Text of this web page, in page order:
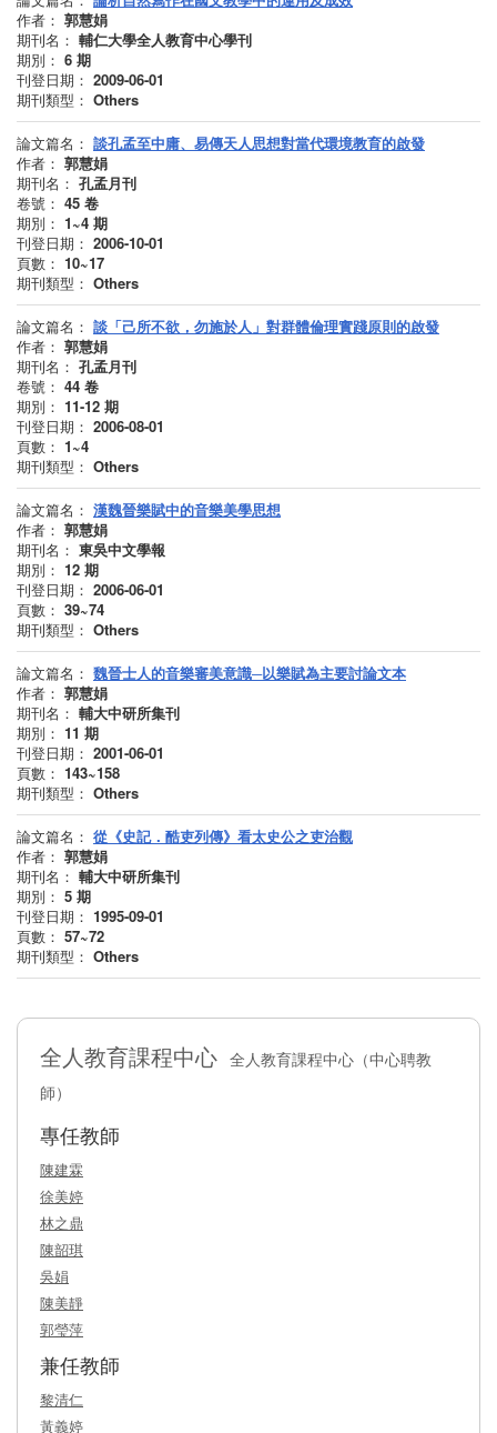
作者： 郭慧娟
期刊名： 輔仁大學全人教育中心學刊
期別： 6 期
刊登日期： 2009-06-01
期刊類型： Others
論文篇名： 談孔孟至中庸、易傳天人思想對當代環境教育的啟發
作者： 郭慧娟
期刊名： 孔孟月刊
卷號： 45 卷
期別： 1~4 期
刊登日期： 2006-10-01
頁數： 10~17
期刊類型： Others
論文篇名： 談「己所不欲，勿施於人」對群體倫理實踐原則的啟發
作者： 郭慧娟
期刊名： 孔孟月刊
卷號： 44 卷
期別： 11-12 期
刊登日期： 2006-08-01
頁數： 1~4
期刊類型： Others
論文篇名： 漢魏晉樂賦中的音樂美學思想
作者： 郭慧娟
期刊名： 東吳中文學報
期別： 12 期
刊登日期： 2006-06-01
頁數： 39~74
期刊類型： Others
論文篇名： 魏晉士人的音樂審美意識─以樂賦為主要討論文本
作者： 郭慧娟
期刊名： 輔大中研所集刊
期別： 11 期
刊登日期： 2001-06-01
頁數： 143~158
期刊類型： Others
論文篇名： 從《史記．酷吏列傳》看太史公之吏治觀
作者： 郭慧娟
期刊名： 輔大中研所集刊
期別： 5 期
刊登日期： 1995-09-01
頁數： 57~72
期刊類型： Others
全人教育課程中心 全人教育課程中心（中心聘教
師）
專任教師
陳建霖
徐美婷
林之鼎
陳韶琪
吳娟
陳美靜
郭瑩萍
兼任教師
黎清仁
黃義婷